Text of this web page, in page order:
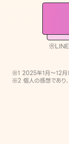
※LINE
※1 2025年1月〜12月
※2 個人の感想であり